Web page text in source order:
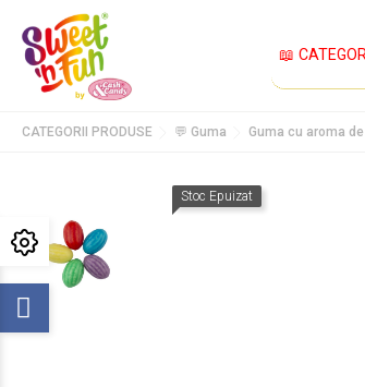
📖
CATEGORII PRODUSE 💬 Guma Guma cu aroma
Stoc Epuizat